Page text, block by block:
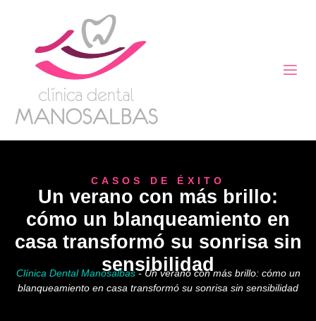
CASOS DE ÉXITO
Un verano con más brillo:
cómo un blanqueamiento en
casa transformó su sonrisa sin
sensibilidad
Clínica Dental Manosalbas-Un verano con más brillo: cómo un
blanqueamiento en casa transformó su sonrisa sin sensibilidad